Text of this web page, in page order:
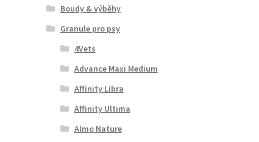
Boudy & výběhy
Granule pro psy
4Vets
Advance Maxi Medium
Affinity Libra
Affinity Ultima
Almo Nature